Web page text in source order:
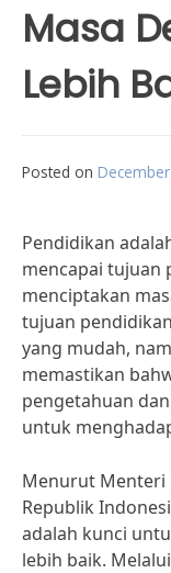
Masa
Lebih
Posted on
Pendidikan
mencapai tujuan
menciptakan
tujuan
yang mudah,
memastikan
pengetahuan
untuk
Menurut Menteri
Republik
adalah kunci
lebih baik.